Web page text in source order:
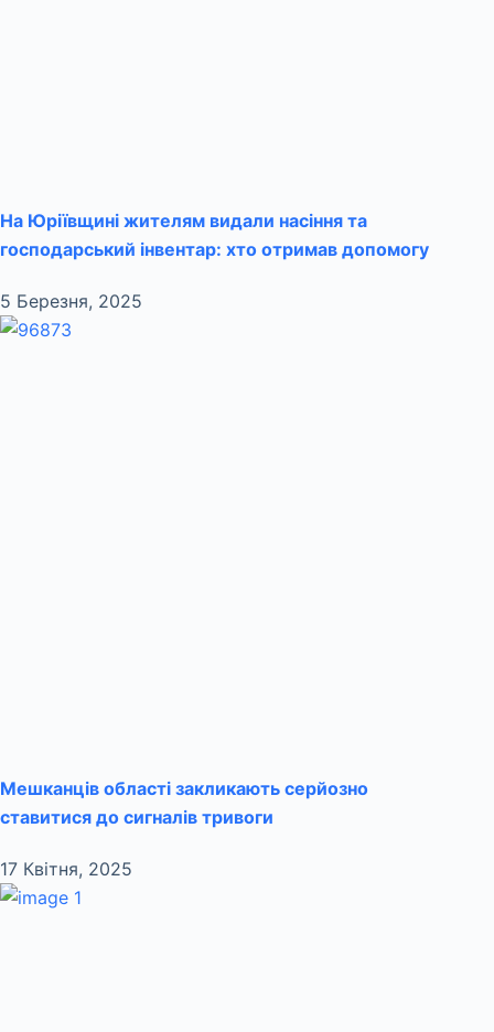
На Юріївщині жителям видали насіння та
господарський інвентар: хто отримав допомогу
5 Березня, 2025
Мешканців області закликають серйозно
ставитися до сигналів тривоги
17 Квітня, 2025